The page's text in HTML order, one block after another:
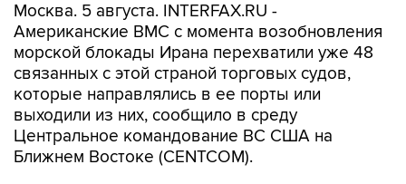
Москва. 5 августа. INTERFAX.RU -
Американские ВМС с момента возобновления
морской блокады Ирана перехватили уже 48
связанных с этой страной торговых судов,
которые направлялись в ее порты или
выходили из них, сообщило в среду
Центральное командование ВС США на
Ближнем Востоке (CENTCOM).